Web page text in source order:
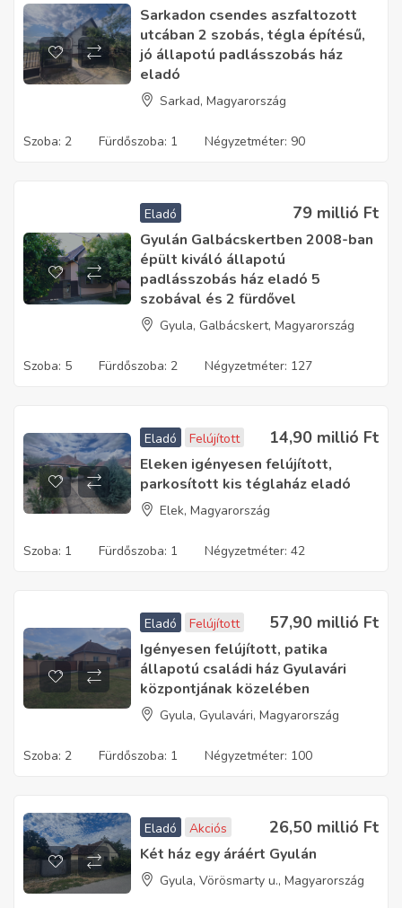
Sarkadon csendes aszfaltozott
utcában 2 szobás, tégla építésű,
jó állapotú padlásszobás ház
eladó
Sarkad, Magyarország
Szoba: 2 Fürdőszoba: 1 Négyzetméter: 90
Eladó 79 millió Ft
Gyulán Galbácskertben 2008-ban
épült kiváló állapotú
padlásszobás ház eladó 5
szobával és 2 fürdővel
Gyula, Galbácskert, Magyarország
Szoba: 5 Fürdőszoba: 2 Négyzetméter: 127
Eladó Felújított 14,90 millió Ft
Eleken igényesen felújított,
parkosított kis téglaház eladó
Elek, Magyarország
Szoba: 1 Fürdőszoba: 1 Négyzetméter: 42
Eladó Felújított 57,90 millió Ft
Igényesen felújított, patika
állapotú családi ház Gyulavári
központjának közelében
Gyula, Gyulavári, Magyarország
Szoba: 2 Fürdőszoba: 1 Négyzetméter: 100
Eladó Akciós 26,50 millió Ft
Két ház egy áráért Gyulán
Gyula, Vörösmarty u., Magyarország